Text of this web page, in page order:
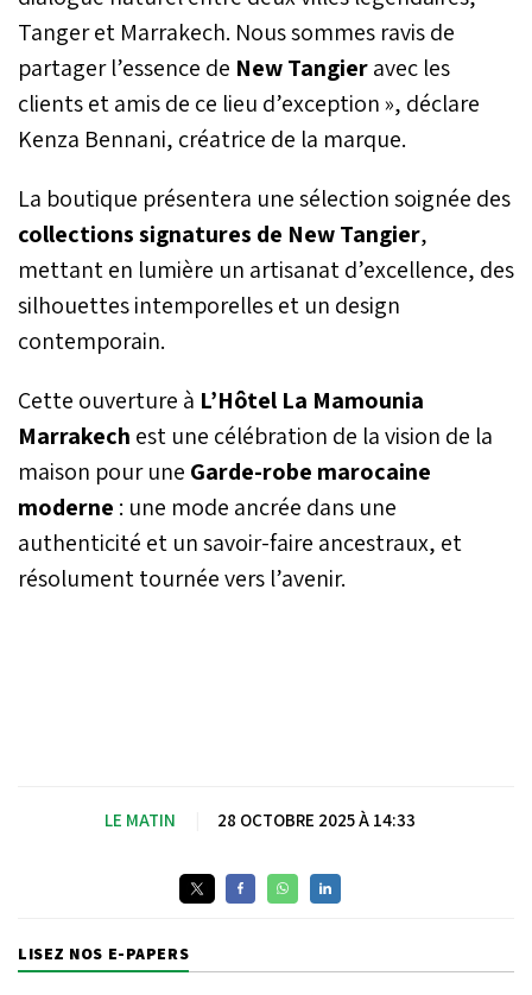
de lecteurs, confirme la
marrakchi parmi les
établissements les plus
monde.
Tanger et Marrakech. Nous sommes ravis de
partager l’essence de New Tangieravec les
clients et amis de ce lieu d’exception », déclare
Kenza Bennani, créatrice de la marque.
La boutique présentera une sélection soignée des
collections signatures de New Tangier,
mettant en lumière un artisanat d’excellence, des
silhouettes intemporelles et un design
contemporain.
Cette ouverture à L’Hôtel La Mamounia
Marrakech est une célébration de la vision de la
maison pour une Garde-robe marocaine
moderne : une mode ancrée dans une
authenticité et un savoir-faire ancestraux, et
résolument tournée vers l’avenir.
LE MATIN 28 OCTOBRE 2025 À 14:33
LISEZ NOS E-PAPERS